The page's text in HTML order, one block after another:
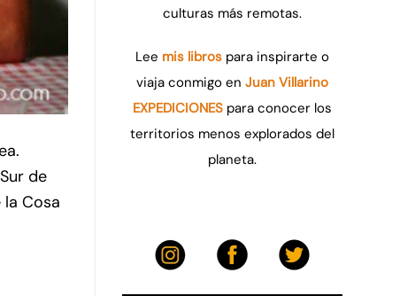
de
Cosa
culturas más remotas.
Lee mis libros para inspirarte o
viaja conmigo en Juan Villarino
EXPEDICIONES para conocer los
territorios menos explorados del
planeta.